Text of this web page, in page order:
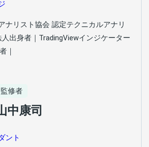
ナリスト協会 認定テクニカルアナリ
出身者｜TradingViewインジケーター
｜
監修者
中康司
ント